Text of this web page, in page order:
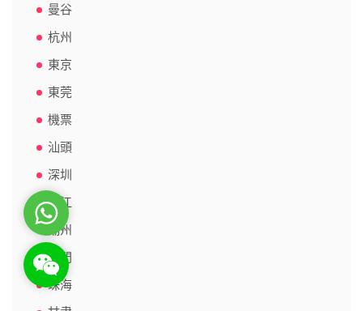
曼谷
杭州
東京
東莞
機票
汕頭
深圳
湛江
潮州
澳門
珠海
WhatsApp
WeChat: rsgt819